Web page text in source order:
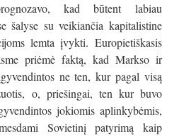
kad būtent labiau
šalyse su veikiančia kapitalistine
lemta įvykti. Europietiškasis
priėmė faktą, kad Markso ir
ne ten, kur pagal visą
o, priešingai, ten kur buvo
jokiomis aplinkybėmis,
Sovietinį patyrimą kaip